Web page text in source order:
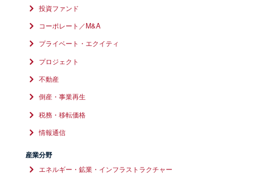
投資ファンド
コーポレート／M&A
プライベート・エクイティ
プロジェクト
不動産
倒産・事業再生
税務・移転価格
情報通信
産業分野
エネルギー・鉱業・インフラストラクチャー